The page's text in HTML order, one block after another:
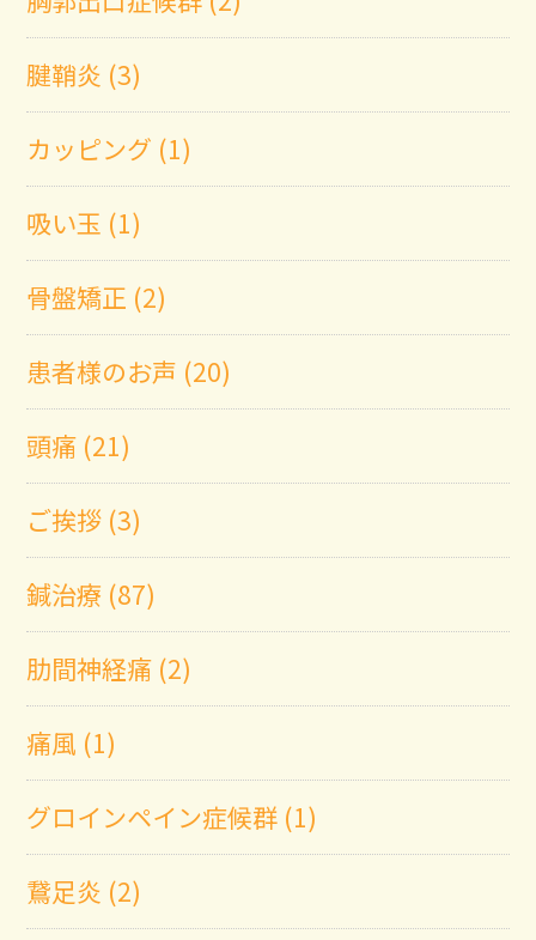
腱鞘炎 (3)
カッピング (1)
吸い玉 (1)
骨盤矯正 (2)
患者様のお声 (20)
頭痛 (21)
ご挨拶 (3)
鍼治療 (87)
肋間神経痛 (2)
痛風 (1)
グロインペイン症候群 (1)
鵞足炎 (2)